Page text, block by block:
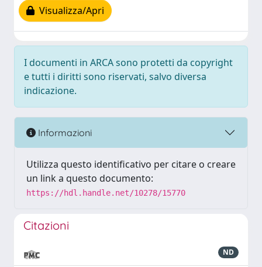
Visualizza/Apri
I documenti in ARCA sono protetti da copyright
e tutti i diritti sono riservati, salvo diversa
indicazione.
Informazioni
Utilizza questo identificativo per citare o creare
un link a questo documento:
https://hdl.handle.net/10278/15770
Citazioni
ND